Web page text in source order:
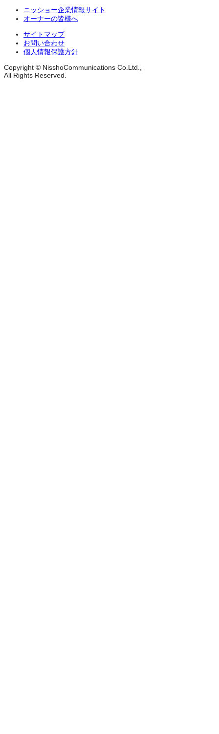
ニッショー企業情報サイト
オーナーの皆様へ
サイトマップ
お問い合わせ
個人情報保護方針
Copyright © NisshoCommunications Co.Ltd.,
All Rights Reserved.